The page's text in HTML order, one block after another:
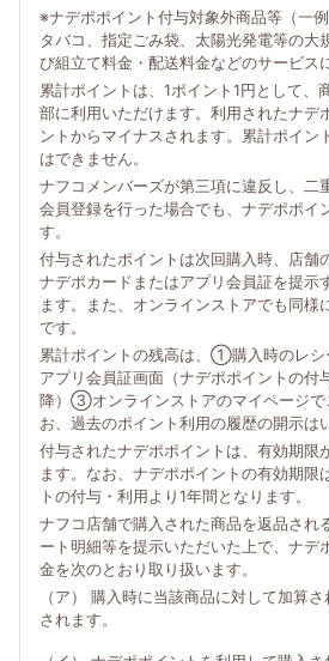
※ナデポポイント付与対象外商品等（一
タバコ、指定ごみ袋、太陽光発電等の大
び組立て料金・配送料金などのサービス
累計ポイントは、1ポイント1円として、
部に利用いただけます。利用されたナデ
ントからマイナスされます。累計ポイン
はできません。
ナフコメンバーズが第三項に違反し、二
会員登録を行った場合でも、ナデポポイ
す。
付与されたポイントは次回購入時、店舗
ナデポカードまたはアプリ会員証を提示
ます。また、オンラインストアでも同様
です。
累計ポイントの残高は、①購入時のレ
アプリ会員証画面（ナデポポイントの付
降）③オンラインストアのマイページで
お、過去のポイント利用の履歴の開示は
付与されたナデポポイントは、有効期限
ます。なお、ナデポポイントの有効期限
トの付与・利用より1年間となります。
ナフコ店舗で購入された商品を返品され
ート明細等を提示いただいた上で、ナデ
金を次のとおり取り扱います。
（ア） 購入時に当該商品に対して加算
されます。